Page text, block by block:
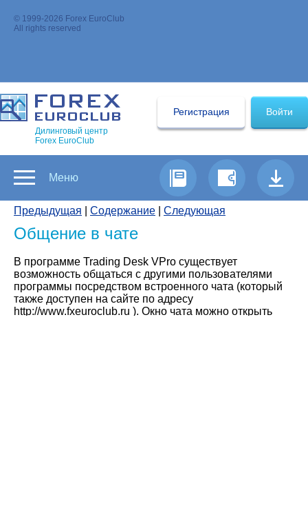
Дилинговый центр
Forex EuroClub
Войти
Регистрация
Меню
Предыдущая Содержание Следующая
Общение в чате
В программе Trading Desk VPro существует
возможность общаться с другими пользователями
программы посредством встроенного чата (который
также доступен на сайте по адресу
http://www.fxeuroclub.ru ). Окно чата можно открыть
© 1999-2026 Forex EuroClub
All rights reserved